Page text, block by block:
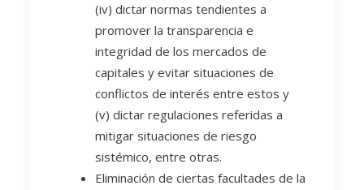
(iv) dictar normas tendientes a
promover la transparencia e
integridad de los mercados de
capitales y evitar situaciones de
conflictos de interés entre estos y
(v) dictar regulaciones referidas a
mitigar situaciones de riesgo
sistémico, entre otras.
Eliminación de ciertas facultades de la